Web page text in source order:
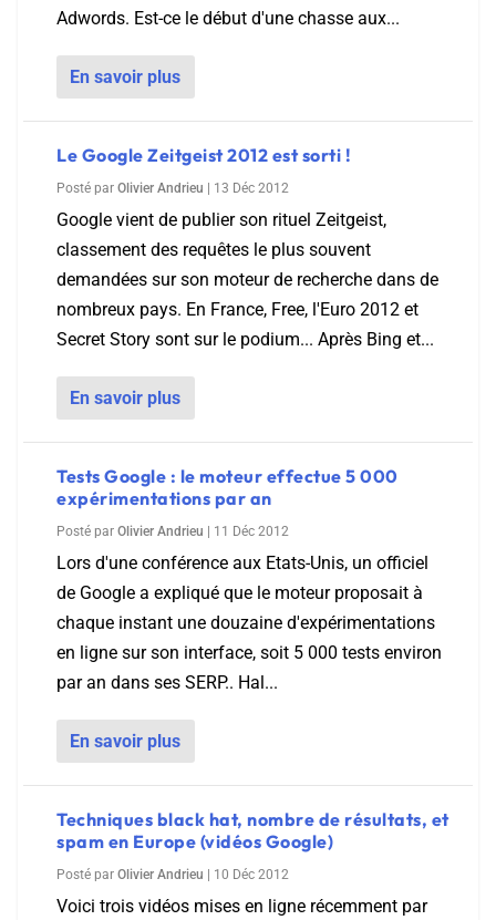
Adwords. Est-ce le début d'une chasse aux...
En savoir plus
Le Google Zeitgeist 2012 est sorti !
Posté par Olivier Andrieu 13 Déc 2012
Google vient de publier son rituel Zeitgeist,
classement des requêtes le plus souvent
demandées sur son moteur de recherche dans de
nombreux pays. En France, Free, l'Euro 2012 et
Secret Story sont sur le podium... Après Bing et...
En savoir plus
Tests Google : le moteur effectue 5 000
expérimentations par an
Posté par Olivier Andrieu 11 Déc 2012
Lors d'une conférence aux Etats-Unis, un officiel
de Google a expliqué que le moteur proposait à
chaque instant une douzaine d'expérimentations
en ligne sur son interface, soit 5 000 tests environ
par an dans ses SERP.. Hal...
En savoir plus
Techniques black hat, nombre de résultats, et
spam en Europe (vidéos Google)
Posté par Olivier Andrieu 10 Déc 2012
Voici trois vidéos mises en ligne récemment par